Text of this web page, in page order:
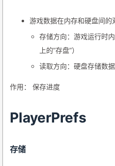
游戏数据在内存和硬盘间的
存储方向：游戏运行时
上的”存盘”）
读取方向：硬盘存储数
作用： 保存进度
PlayerPrefs
存储